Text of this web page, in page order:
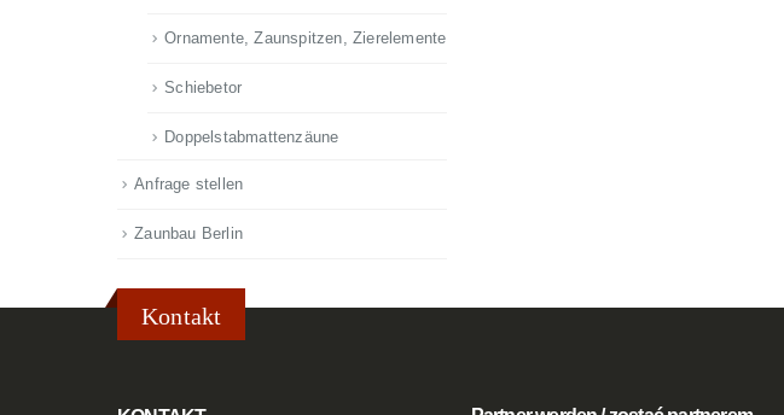
Ornamente, Zaunspitzen, Zierelemente
Schiebetor
Doppelstabmattenzäune
Anfrage stellen
Zaunbau Berlin
Kontakt